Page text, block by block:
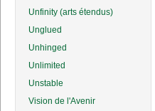
Unfinity (arts étendus)
Unglued
Unhinged
Unlimited
Unstable
Vision de l'Avenir